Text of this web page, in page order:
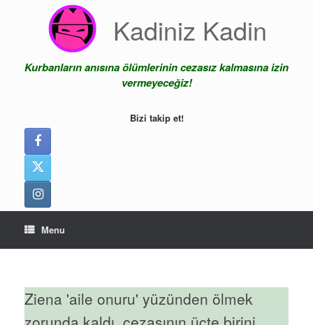
Kadiniz Kadin
Kurbanların anısına ölümlerinin cezasız kalmasına izin
vermeyeceğiz!
Bizi takip et!
Menu
Ziena 'aile onuru' yüzünden ölmek